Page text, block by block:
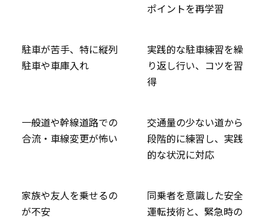
ポイントを再学習
駐車が苦手、特に縦列
駐車や車庫入れ
実践的な駐車練習を繰
り返し行い、コツを習
得
一般道や幹線道路での
合流・車線変更が怖い
交通量の少ない道から
段階的に練習し、実践
的な状況に対応
家族や友人を乗せるの
が不安
同乗者を意識した安全
運転技術と、緊急時の